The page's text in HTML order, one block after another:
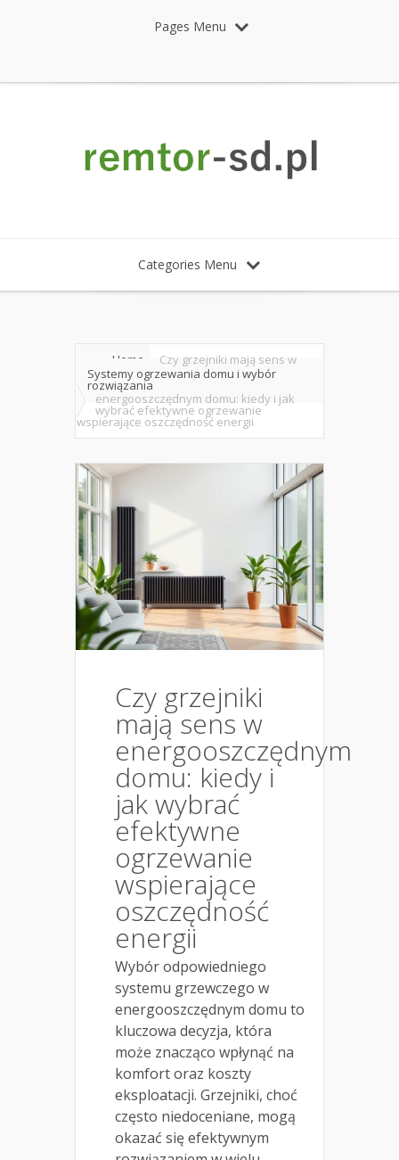
Pages Menu
Categories Menu
Home
Systemy ogrzewania domu i wybór
rozwiązania
Czy grzejniki mają sens w
energooszczędnym domu: kiedy i jak
wybrać efektywne ogrzewanie
wspierające oszczędność energii
Czy grzejniki
mają sens w
energooszczędnym
domu: kiedy i
jak wybrać
efektywne
ogrzewanie
wspierające
oszczędność
energii
Wybór odpowiedniego
systemu grzewczego w
energooszczędnym domu to
kluczowa decyzja, która
może znacząco wpłynąć na
komfort oraz koszty
eksploatacji. Grzejniki, choć
często niedoceniane, mogą
okazać się efektywnym